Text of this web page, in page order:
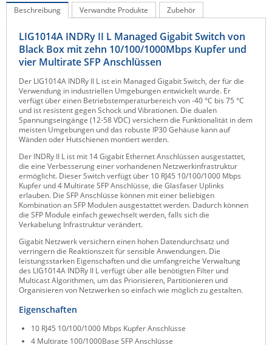
Netio
PatchSee
Power Kingdom
Poynting
Raritan
Riello UPS
Server Technology
Siretta
SIRIO Antenne
Sunbird
Tactical Software
TEKTELIC
Teltonika
Unwired Networks
Westermo
Beschreibung Verwandte Produkte Zubehör
LIG1014A INDRy II L Managed Gigabit Switch von
Black Box mit zehn 10/100/1000Mbps Kupfer und
vier Multirate SFP Anschlüssen
Der LIG1014A INDRy II L ist ein Managed Gigabit Switch, der für die
Verwendung in industriellen Umgebungen entwickelt wurde. Er
verfügt über einen Betriebstemperaturbereich von -40 °C bis 75 °C
und ist resistent gegen Schock und Vibrationen. Die dualen
Spannungseingänge (12-58 VDC) versichern die Funktionalität in dem
meisten Umgebungen und das robuste IP30 Gehäuse kann auf
Wänden oder Hutschienen montiert werden.
Der INDRy II L ist mit 14 Gigabit Ethernet Anschlüssen ausgestattet,
die eine Verbesserung einer vorhandenen Netzwerkinfrastruktur
ermöglicht. Dieser Switch verfügt über 10 RJ45 10/100/1000 Mbps
Kupfer und 4 Multirate SFP Anschlüsse, die Glasfaser Uplinks
erlauben. Die SFP Anschlüsse können mit einer beliebigen
Kombination an SFP Modulen ausgestattet werden. Dadurch können
die SFP Module einfach gewechselt werden, falls sich die
Verkabelung Infrastruktur verändert.
Gigabit Netzwerk versichern einen hohen Datendurchsatz und
verringern die Reaktionszeit für sensible Anwendungen. Die
leistungsstarken Eigenschaften und die umfangreiche Verwaltung
des LIG1014A INDRy II L verfügt über alle benötigten Filter und
Multicast Algorithmen, um das Priorisieren, Partitionieren und
Organisieren von Netzwerken so einfach wie möglich zu gestalten.
Eigenschaften
10 RJ45 10/100/1000 Mbps Kupfer Anschlüsse
4 Multirate 100/1000Base SFP Anschlüsse